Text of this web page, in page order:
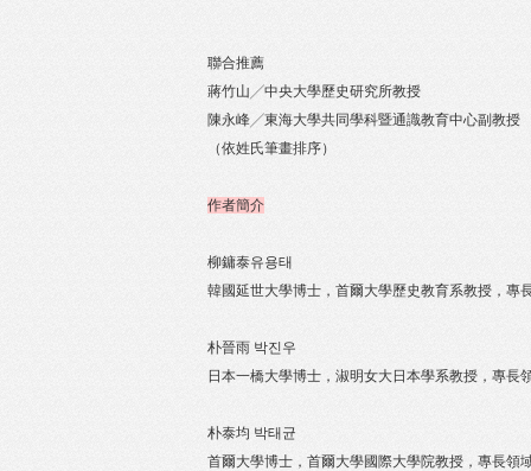
聯合推薦
蔣竹山╱中央大學歷史研究所教授
陳永峰╱東海大學共同學科暨通識教育中心副教授
（依姓氏筆畫排序）
作者簡介
柳鏞泰유용태
韓國延世大學博士，首爾大學歷史教育系教授，專
朴晉雨 박진우
日本一橋大學博士，淑明女大日本學系教授，專長
朴泰均 박태균
首爾大學博士，首爾大學國際大學院教授，專長領